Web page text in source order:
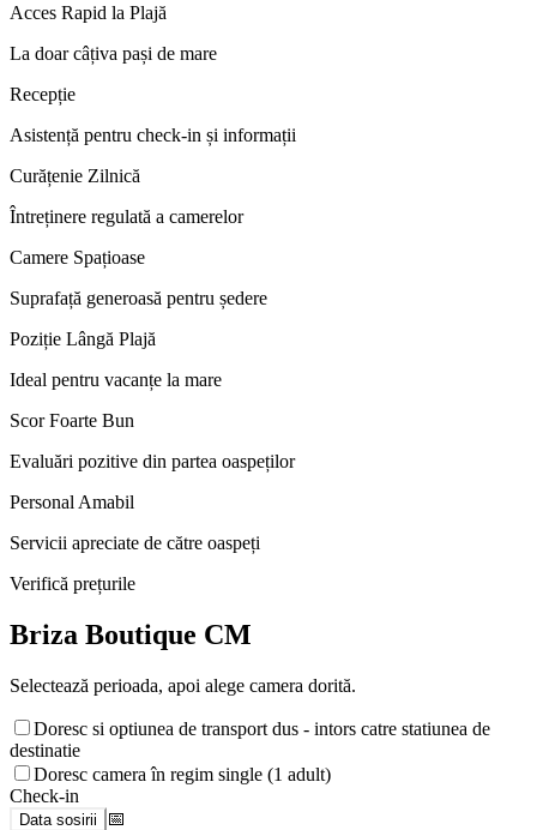
Acces Rapid la Plajă
La doar câțiva pași de mare
Recepție
Asistență pentru check-in și informații
Curățenie Zilnică
Întreținere regulată a camerelor
Camere Spațioase
Suprafață generoasă pentru ședere
Poziție Lângă Plajă
Ideal pentru vacanțe la mare
Scor Foarte Bun
Evaluări pozitive din partea oaspeților
Personal Amabil
Servicii apreciate de către oaspeți
Verifică prețurile
Briza Boutique CM
Selectează perioada, apoi alege camera dorită.
Doresc si optiunea de transport dus - intors catre statiunea de
destinatie
Doresc camera în regim single (1 adult)
Check-in
Data sosirii
📅